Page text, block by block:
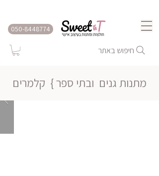
חיפוש באתר
050-8448774
מתנות גנים ובתי ספר } קלמרים